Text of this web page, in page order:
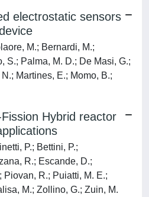
electrostatic sensors
M.; Bernardi, M.;
S.; Palma, M. D.; De Masi, G.;
Martines, E.; Momo, B.;
Hybrid reactor
P.; Bettini, P.;
R.; Escande, D.;
Piovan, R.; Puiatti, M. E.;
M.; Zollino, G.; Zuin, M.